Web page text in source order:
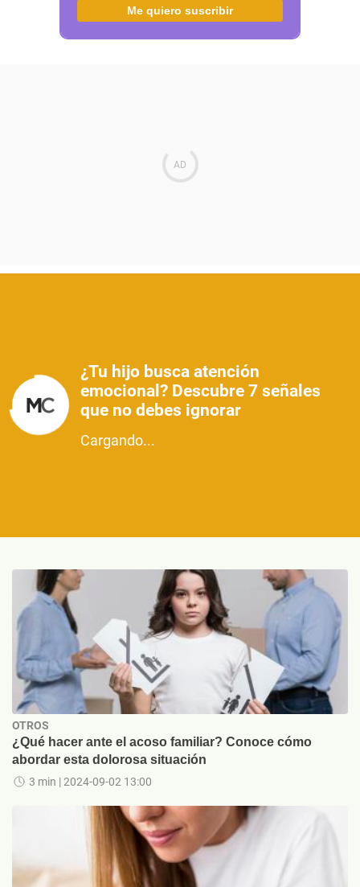
Me quiero suscribir
¿Tu hijo busca atención
emocional? Descubre 7 señales
que no debes ignorar
Cargando...
OTROS
¿Qué hacer ante el acoso familiar? Conoce cómo
abordar esta dolorosa situación
3 min | 2024-09-02 13:00